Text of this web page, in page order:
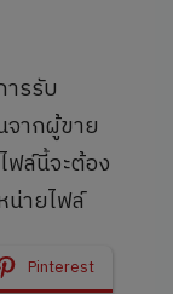
รรับ
จากผู้ขาย
ฟล์นี้จะต้อง
น่ายไฟล์
Pinterest